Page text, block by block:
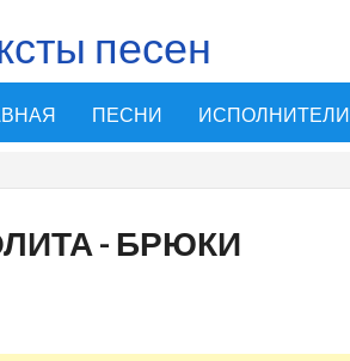
песен
ПЕСНИ ИСПОЛНИТЕЛИ
- БРЮКИ